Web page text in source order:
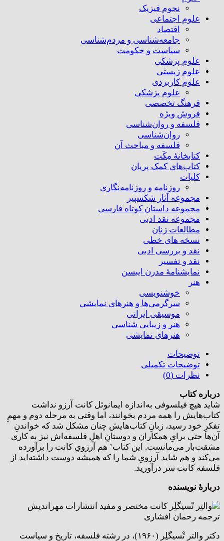
نجوم فیزیک
علوم اجتماعی
اقتصاد
جامعه‌شناسی و مردم‌شناسی
سیاست و حکومت
علوم پزشکی
علوم زیستی
علوم کاربردی
علوم پزشکی
فرهنگ تخصصی
فروش ویژه
فلسفه و روان‌شناسی
روان‌شناسی
فلسفه و مباحث آن
کتابخانۀ مِکَت
کتاب‌های کمک پریان
کلیات
روزنامه و روزنامه‌نگاری
مجموعه آثار شکسپیر
مجموعه داستان کوتاه فارسی
مجموعه نقد ادبی
مطالعات زنان
نسخه های خطی
نقد و بررسی ادبی
نقد و تفسیر
نمایشنامۀ مدرن ایبسن
هنر
خوشنویسی
سرگرمی‌ها و هنرهای نمایشی
موسیقی ایرانی
هنر و زیبایی شناسی
هنر‌های نمایشی
توضیحات
توضیحات تکمیلی
نظرات (0)
درباره کتاب
شاید هیچ فیلسوفی به‌اندازه ایمانوئل کانت آرزو نداشت
کتاب‌هایش را همه مردم بخوانند، اما وقتی به مرحله دوم و مهمِ
تفکرِ خود رسید، زبانِ کتاب‌هایش چنان مشکل شد که خواندنِ
آن‌ها حتی برایِ همکاران و دوستانِ اهلِ فلسفه‌اش نیز به کاری
مشقت‌بار می‌مانست. این کتاب’ هم آرزویِ کانت را برآورده
می‌کند و هم شاید آرزویِ شما را که همیشه دوست داشته‌اید از
فلسفه کانت سر درآورید.
دربارۀ نویسنده
دکتر والتر تْسیگلِر (۱۹۶۰)، در رشته فلسفه، تاریخ و سیاست